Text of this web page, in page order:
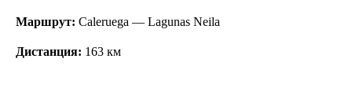
Маршрут: Caleruega — Lagunas Neila
Дистанция: 163 км